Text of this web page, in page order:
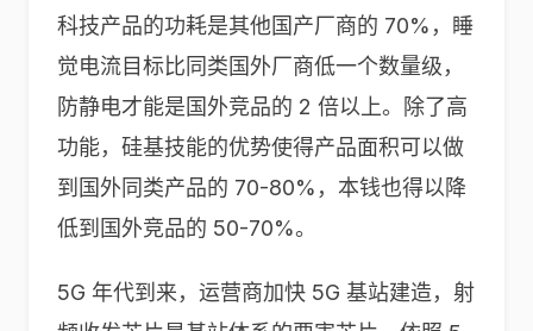
科技产品的功耗是其他国产厂商的 70%，睡
觉电流目标比同类国外厂商低一个数量级，
防静电才能是国外竞品的 2 倍以上。除了高
功能，硅基技能的优势使得产品面积可以做
到国外同类产品的 70-80%，本钱也得以降
低到国外竞品的 50-70%。
5G 年代到来，运营商加快 5G 基站建造，射